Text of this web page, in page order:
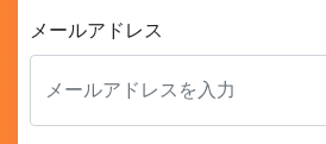
メールアドレス